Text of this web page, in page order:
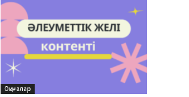
Оқиғалар